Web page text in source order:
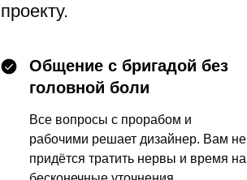
проекту.
Общение с бригадой без
головной боли
Все вопросы с прорабом и
рабочими решает дизайнер. Вам не
придётся тратить нервы и время на